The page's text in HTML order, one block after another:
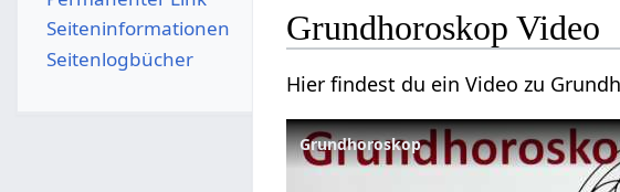
Grundhoroskop Video
Hier findest du ein Video zu
Grundhoroskop
Seiten­­informationen
Seitenlogbücher